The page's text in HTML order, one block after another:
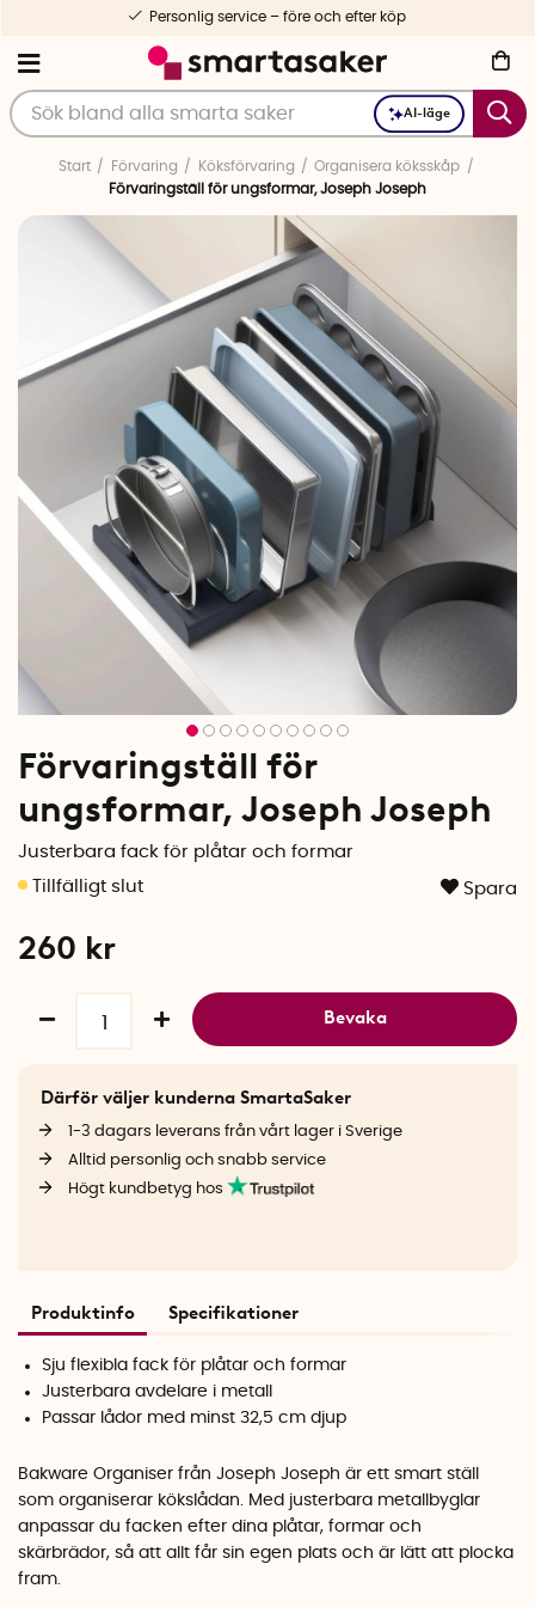
AI-läge
Personlig service – före och efter köp
Start Förvaring Köksförvaring
Organisera köksskåp
Förvaringställ för ungsformar, Joseph Joseph
Förvaringställ för
ungsformar, Joseph Joseph
Justerbara fack för plåtar och formar
Spara
260 kr
Bevaka
Därför väljer kunderna SmartaSaker
1-3 dagars leverans från vårt lager i Sverige
Alltid personlig och snabb service
Högt kundbetyg hos
Produktinfo Specifikationer
Sju flexibla fack för plåtar och formar
Justerbara avdelare i metall
Passar lådor med minst 32,5 cm djup
Bakware Organiser från Joseph Joseph är ett smart ställ
som organiserar kökslådan. Med justerbara metallbyglar
anpassar du facken efter dina plåtar, formar och
skärbrädor, så att allt får sin egen plats och är lätt att plocka
fram.